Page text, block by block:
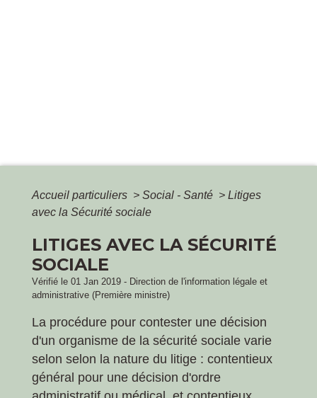
Accueil particuliers > Social - Santé > Litiges
avec la Sécurité sociale
LITIGES AVEC LA SÉCURITÉ
SOCIALE
Vérifié le 01 Jan 2019 - Direction de l'information légale et
administrative (Première ministre)
La procédure pour contester une décision
d'un organisme de la sécurité sociale varie
selon selon la nature du litige : contentieux
général pour une décision d'ordre